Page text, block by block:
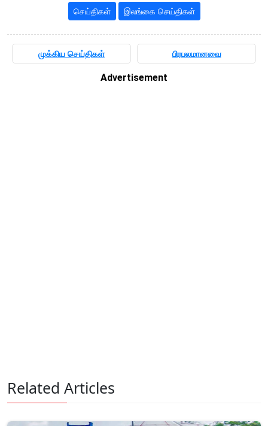
செய்திகள் இலங்கை செய்திகள்
முக்கிய செய்திகள் பிரபலமானவை
Advertisement
Related Articles